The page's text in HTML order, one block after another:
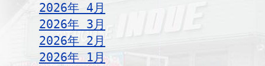
2026年 4月
2026年 3月
2026年 2月
2026年 1月